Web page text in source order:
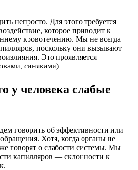
непросто. Для этого требуется
которое приводит к
кровотечению. Мы не всегда
поскольку они вызывают
Это проявляется
синяками).
у человека слабые
говорить об эффективности или
Хотя, когда органы не
говорят о слабости системы. Мы
капилляров — склонности к